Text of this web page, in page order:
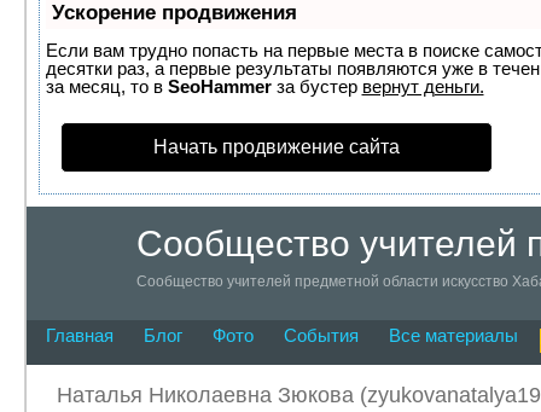
Ускорение продвижения
Если вам трудно попасть на первые места в поиске
десятки раз, а первые результаты появляются уже в
за месяц, то в SeoHammerза бустер вернут деньги.
Начать продвижение сайта
Сообщество учителей
Сообщество учителей предметной области искусство
Главная Блог Фото События Все материалы
Наталья Николаевна Зюкова